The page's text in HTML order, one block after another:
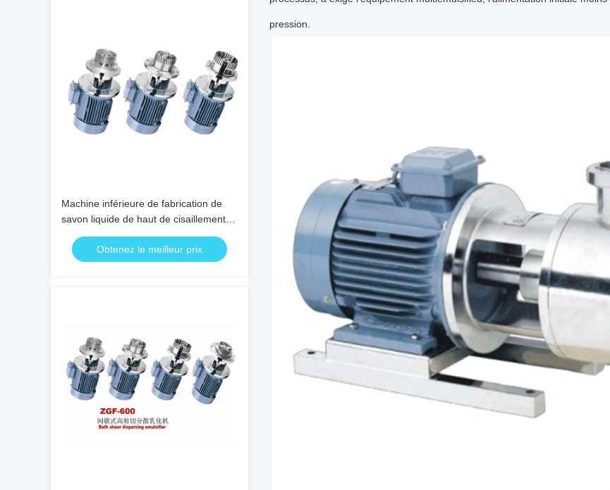
Machine inférieure de fabrication de
savon liquide de haut de cisaillement
de vide mélangeur de homogénisateur
crème cosmétique
Obtenez le meilleur prix
pression.